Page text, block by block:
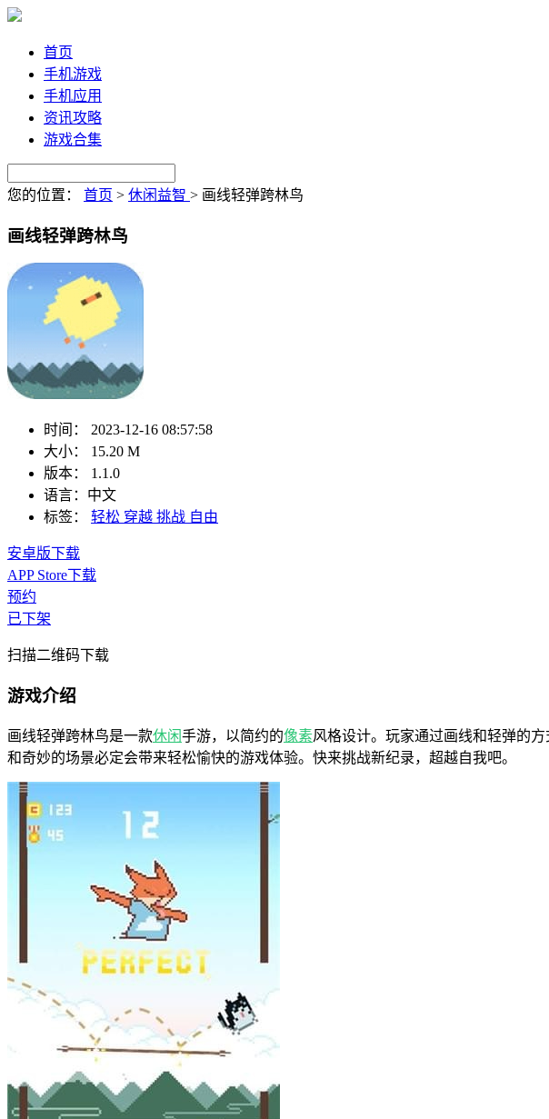
首页
手机游戏
手机应用
资讯攻略
游戏合集
您的位置： 首页 > 休闲益智 > 画线轻弹跨林鸟
画线轻弹跨林鸟
时间：
2023-12-16 08:57:58
大小：
15.20 M
版本：
1.1.0
语言： 中文
标签：
轻松 穿越 挑战 自由
安卓版下载
APP Store下载
预约
已下架
扫描二维码下载
游戏介绍
画线轻弹跨林鸟是一款休闲手游，以简约的像素风格设计。玩家通过画线和轻弹的
和奇妙的场景必定会带来轻松愉快的游戏体验。快来挑战新纪录，超越自我吧。